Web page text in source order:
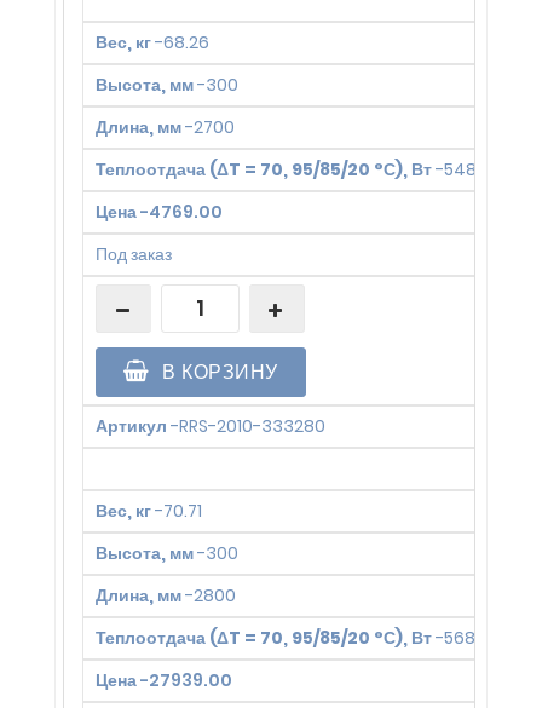
Вес, кг-68.26
Высота, мм-300
Длина, мм-2700
Теплоотдача (ΔT = 70, 95/85/20 °С), Вт-5485
Цена-4769.00
Под заказ
В КОРЗИНУ
Артикул -RRS-2010-333280
Вес, кг-70.71
Высота, мм-300
Длина, мм-2800
Теплоотдача (ΔT = 70, 95/85/20 °С), Вт-5688
Цена-27939.00